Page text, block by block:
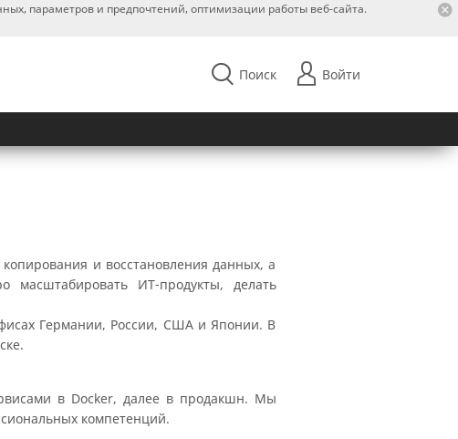
параметров и предпочтений, оптимизации работы веб-сайта.
Поиск Войти
и восстановления данных, а
ИТ-продукты, делать
Германии, России, США и Японии. В
в Docker, далее в продакшн. Мы
компетенций.